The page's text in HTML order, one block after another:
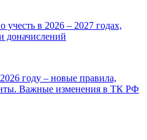
в 2026 – 2027 годах,
доначислений
году – новые правила,
Важные изменения в ТК РФ